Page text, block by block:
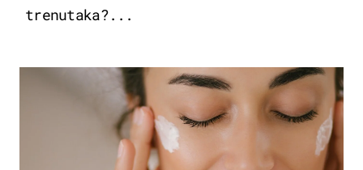
trenutaka?...
MODA & LJEPOTA